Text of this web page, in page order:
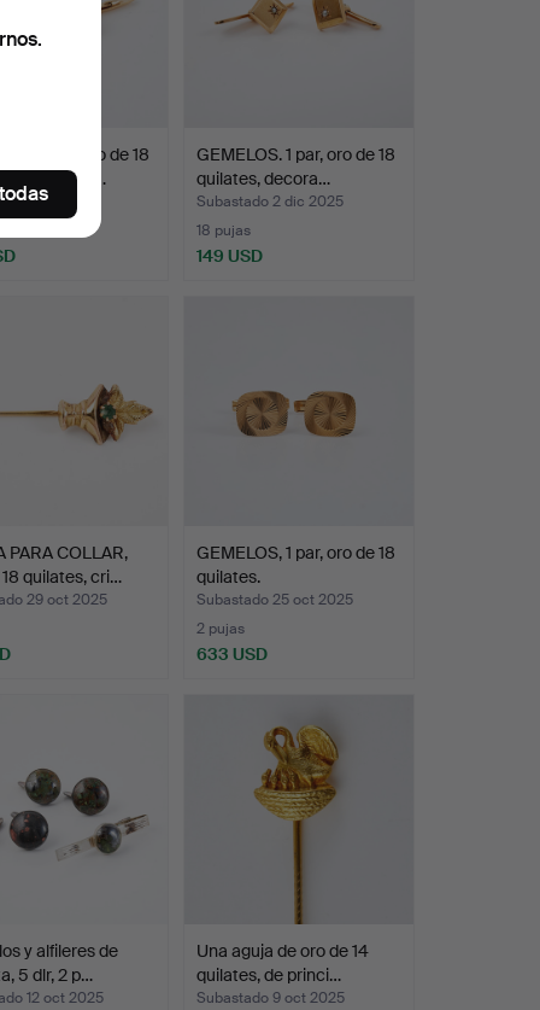
1 par, oro de 18
monograma…
2 dic 2025
GEMELOS. 1 par, oro de 18
quilates, decora…
Subastado 2 dic 2025
18 pujas
149 USD
PARA COLLAR,
quilates, cri…
29 oct 2025
GEMELOS, 1 par, oro de 18
quilates.
Subastado 25 oct 2025
2 pujas
633 USD
y alfileres de
5 dlr, 2 p…
12 oct 2025
Una aguja de oro de 14
quilates, de princi…
Subastado 9 oct 2025